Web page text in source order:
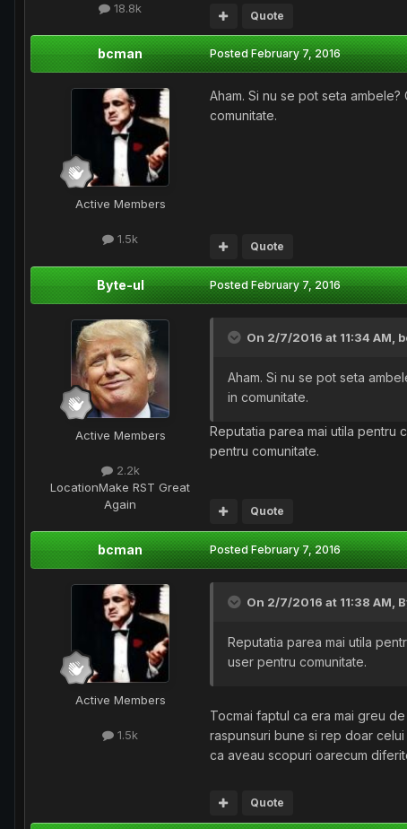
18.8k
Quote
bcman
Active Members
1.5k
PostedFebruary 7, 2016
Aham. Si nu se pot seta
comunitate.
Quote
Byte-ul
Active Members
2.2k
LocationMake RST Great
Again
PostedFebruary 7, 2016
On 2/7/2016 at 11:34 AM,
Aham. Si nu se pot seta
in comunitate.
Reputatia parea mai utila pentru
pentru comunitate.
Quote
bcman
Active Members
1.5k
PostedFebruary 7, 2016
On 2/7/2016 at 11:38 AM,
Reputatia parea mai utila
user pentru comunitate.
Tocmai faptul ca era mai greu
raspunsuri bune si rep doar
ca aveau scopuri oarecum
Quote